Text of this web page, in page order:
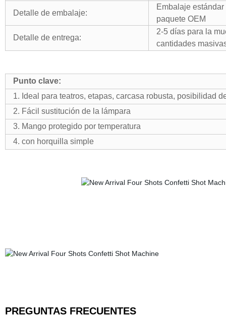
Detalle de embalaje:
Embalaje
paquete OEM
Detalle de entrega:
2-5 días para la
cantidades
Punto clave:
1. Ideal para teatros, etapas, carcasa robusta, posibilidad
2. Fácil sustitución de la lámpara
3. Mango protegido por temperatura
4. con horquilla simple
PREGUNTAS FRECUENTES